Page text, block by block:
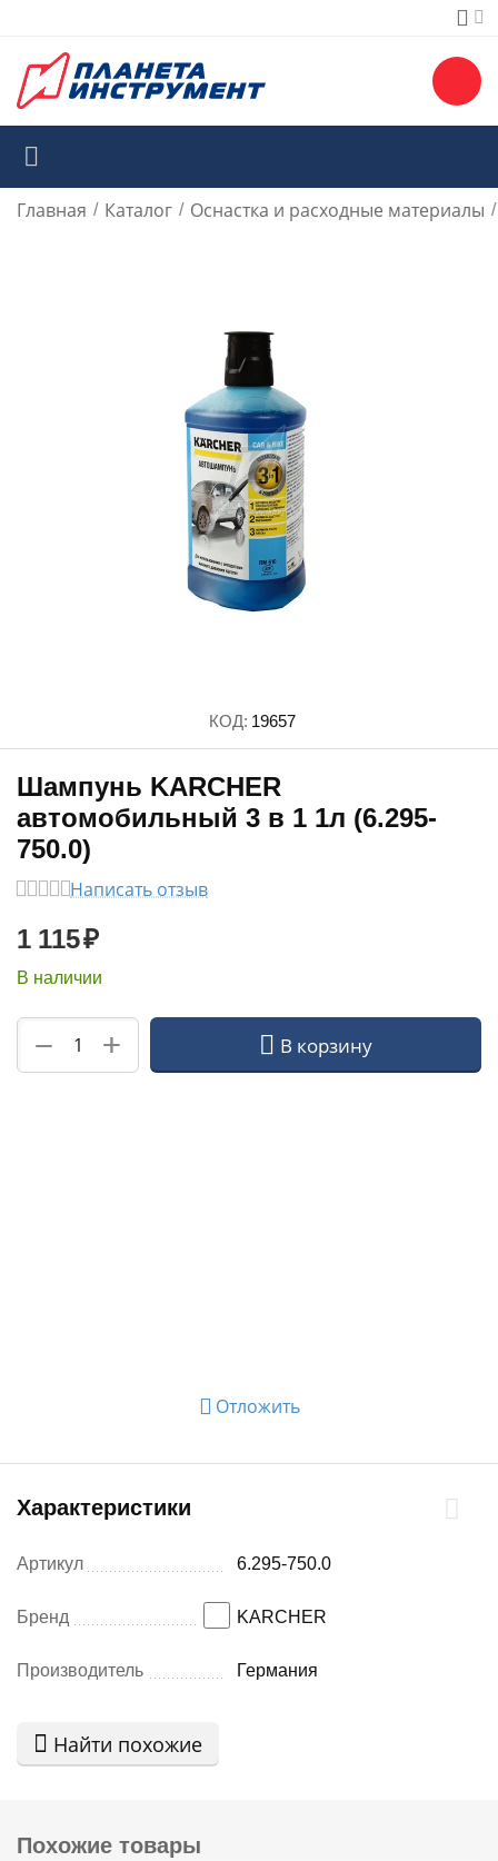
Главная / Каталог / Оснастка и расходные материалы /
КОД: 19657
Шампунь KARCHER
автомобильный 3 в 1 1л (6.295-
750.0)
Написать отзыв
1 115₽
В наличии
+
− В корзину
Отложить
Характеристики
Артикул 6.295-750.0
Бренд KARCHER
Производитель Германия
Найти похожие
Похожие товары